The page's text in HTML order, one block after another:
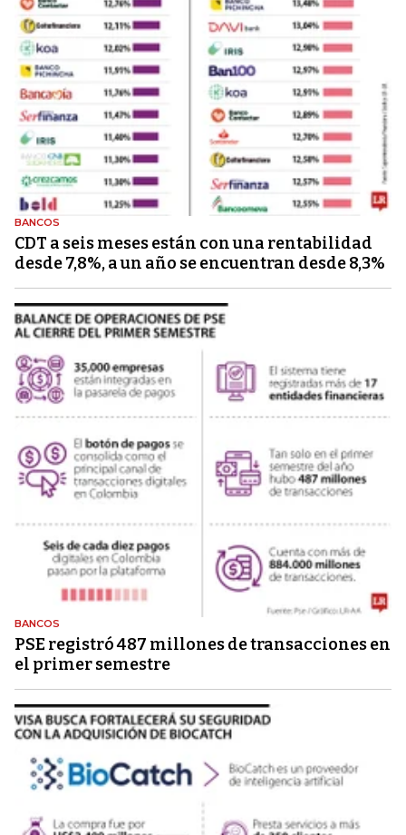
BANCOS
CDT a seis meses están con una rentabilidad
desde 7,8%, a un año se encuentran desde 8,3%
BANCOS
PSE registró 487 millones de transacciones en
el primer semestre